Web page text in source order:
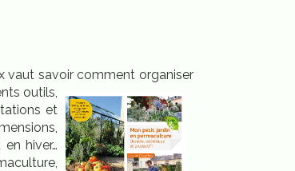
vaut savoir comment organiser
outils,
et
hiver…